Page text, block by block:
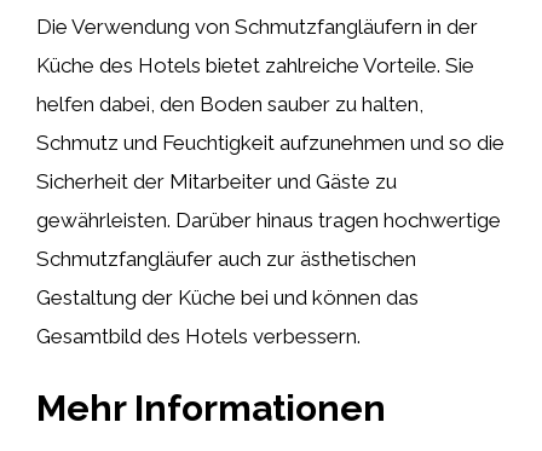
Die Verwendung von Schmutzfangläufern in der
Küche des Hotels bietet zahlreiche Vorteile. Sie
helfen dabei, den Boden sauber zu halten,
Schmutz und Feuchtigkeit aufzunehmen und so die
Sicherheit der Mitarbeiter und Gäste zu
gewährleisten. Darüber hinaus tragen hochwertige
Schmutzfangläufer auch zur ästhetischen
Gestaltung der Küche bei und können das
Gesamtbild des Hotels verbessern.
Mehr Informationen